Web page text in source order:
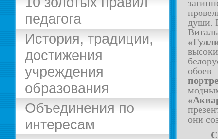
педагога
История, традиции,
достижения
учреждения
образования
Объединения по
интересам
души.
они